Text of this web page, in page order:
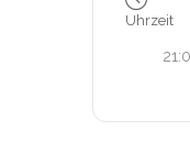
Uhrzeit